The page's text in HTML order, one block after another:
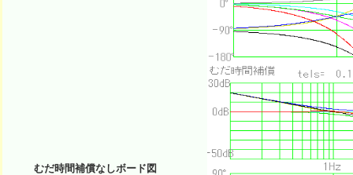
むだ時間補償なしボード図